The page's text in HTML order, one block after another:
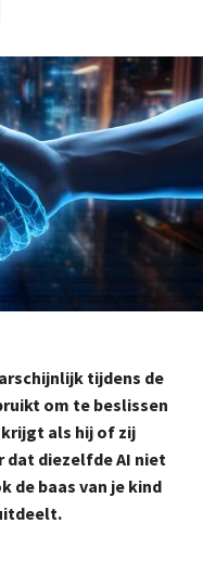
tijdens de
om te beslissen
als hij of zij
dat diezelfde AI niet
de baas van je kind